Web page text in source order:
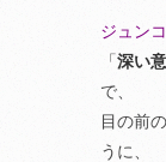
ジュン
「深い
で、
目の前
うに、